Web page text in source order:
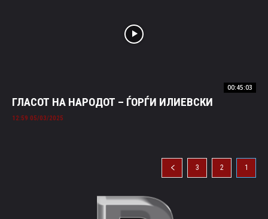
00:45:03
ГЛАСОТ НА НАРОДОТ – ЃОРЃИ ИЛИЕВСКИ
05/03/2025 12:59
1
2
3